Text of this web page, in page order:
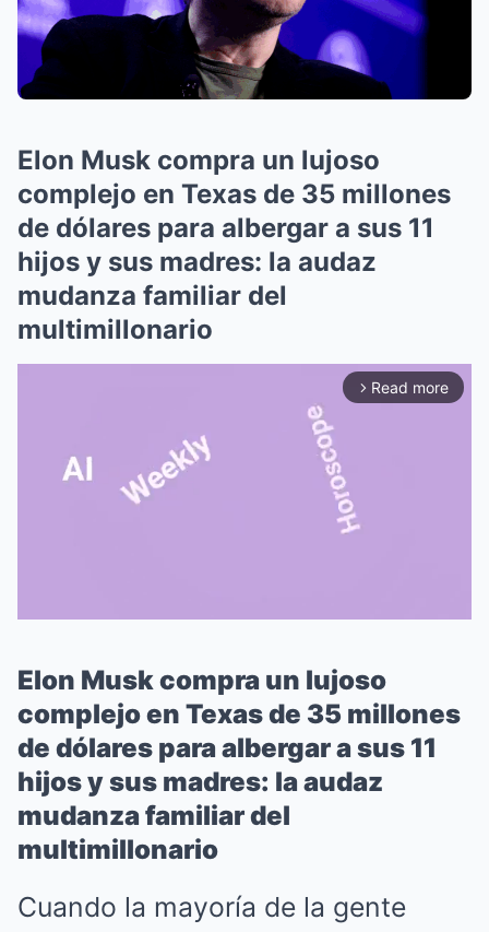
Elon Musk compra un lujoso
complejo en Texas de 35 millones
de dólares para albergar a sus 11
hijos y sus madres: la audaz
mudanza familiar del
multimillonario
arrow_forward_ios Read more
Elon Musk compra un lujoso
complejo en Texas de 35 millones
de dólares para albergar a sus 11
hijos y sus madres: la audaz
mudanza familiar del
multimillonario
Cuando la mayoría de la gente